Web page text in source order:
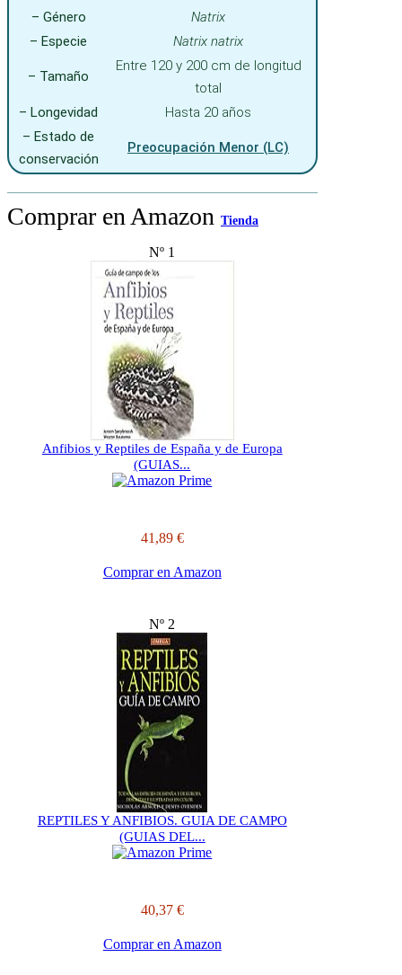
– Género
Natrix
– Especie
Natrix natrix
– Tamaño
Entre 120 y 200 cm de longitud
total
– Longevidad
Hasta 20 años
– Estado de
conservación
Preocupación Menor (LC)
Comprar en Amazon Tienda
Nº 1
Anfibios y Reptiles de España y de Europa
(GUIAS...
41,89 €
Comprar en Amazon
Nº 2
REPTILES Y ANFIBIOS. GUIA DE CAMPO
(GUIAS DEL...
40,37 €
Comprar en Amazon